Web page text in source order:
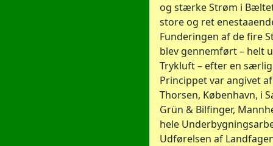
og stærke Strøm i
store og ret
Funderingen af de fire
blev gennemført – helt
Trykluft – efter en
Princippet var angivet
Thorsen, København, i
Grün & Bilfinger,
hele
Udførelsen af